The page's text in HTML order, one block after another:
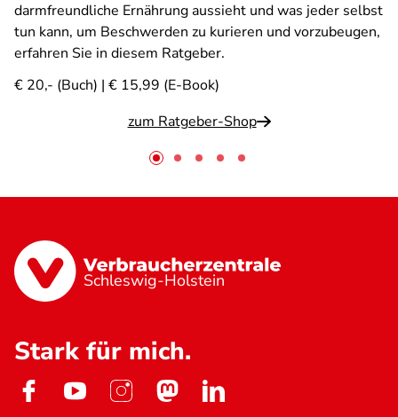
darmfreundliche Ernährung aussieht und was jeder selbst
tun kann, um Beschwerden zu kurieren und vorzubeugen,
erfahren Sie in diesem Ratgeber.
€ 20,- (Buch) | € 15,99 (E-Book)
zum Ratgeber-Shop
Schleswig-Holstein
Stark für mich.